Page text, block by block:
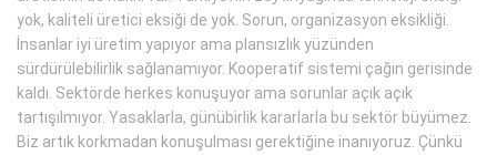
yok, kaliteli üretici eksiği de yok. Sorun, organizasyon eksikliği.
İnsanlar iyi üretim yapıyor ama plansızlık yüzünden
sürdürülebilirlik sağlanamıyor. Kooperatif sistemi çağın gerisinde
kaldı. Sektörde herkes konuşuyor ama sorunlar açık açık
tartışılmıyor. Yasaklarla, günübirlik kararlarla bu sektör büyümez.
Biz artık korkmadan konuşulması gerektiğine inanıyoruz. Çünkü